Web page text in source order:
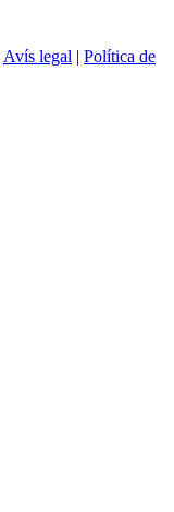
Avís legal | Política de